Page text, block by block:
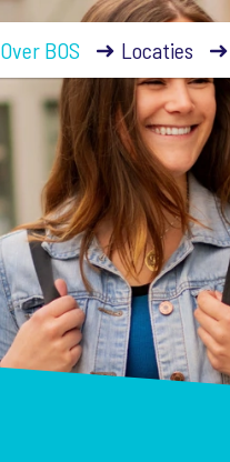
Over BOS Locaties